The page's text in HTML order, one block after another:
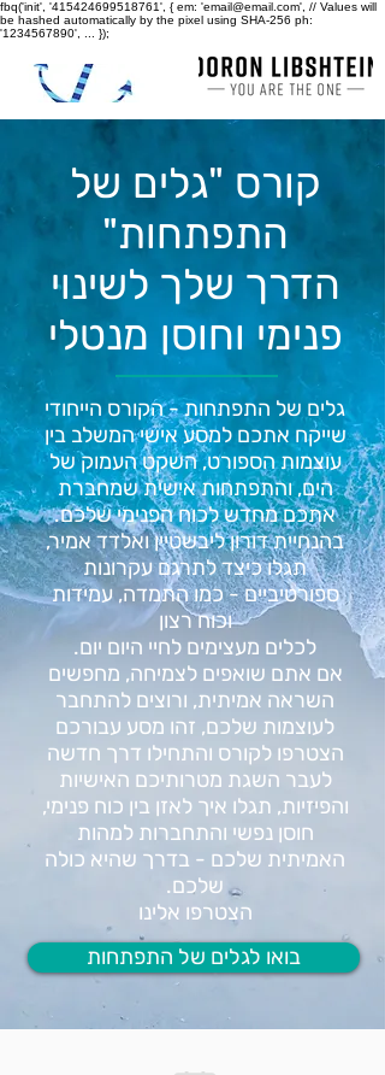
fbq('init', '415424699518761', { em: 'email@email.com', // Values will
be hashed automatically by the pixel using SHA-256 ph:
'1234567890', ... });
קורס "גלים של
התפתחות"
הדרך שלך לשינוי
פנימי וחוסן מנטלי
גלים של התפתחות - הקורס הייחודי
שייקח אתכם למסע אישי המשלב בין
עוצמות הספורט, השקט העמוק של
הים, והתפתחות אישית שמחברת
אתכם מחדש לכוח הפנימי שלכם.
בהנחיית דורון ליבשטיין ואלדד אמיר,
תגלו כיצד לתרגם עקרונות
ספורטיביים - כמו התמדה, עמידות
וכוח רצון
לכלים מעצימים לחיי היום יום.
אם אתם שואפים לצמיחה, מחפשים
השראה אמיתית, ורוצים להתחבר
לעוצמות שלכם, זהו מסע עבורכם
הצטרפו לקורס והתחילו דרך חדשה
לעבר השגת מטרותיכם האישיות
והפיזיות, תגלו איך לאזן בין כוח פנימי,
חוסן נפשי והתחברות למהות
האמיתית שלכם - בדרך שהיא כולה
שלכם.
הצטרפו אלינו
בואו לגלים של התפתחות